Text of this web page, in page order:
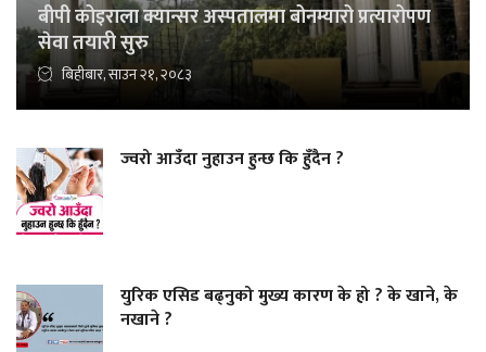
बीपी कोइराला क्यान्सर अस्पतालमा बोनम्यारो प्रत्यारोपण
सेवा तयारी सुरु
बिहीबार, साउन २१, २०८३
ज्वरो आउँदा नुहाउन हुन्छ कि हुँदैन ?
युरिक एसिड बढ्नुको मुख्य कारण के हो ? के खाने, के
नखाने ?